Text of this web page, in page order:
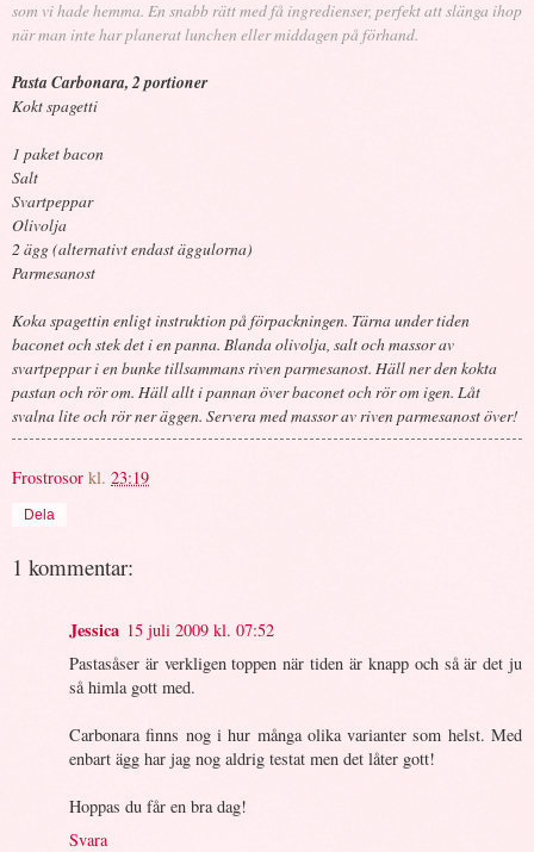
som vi hade hemma. En snabb rätt med få ingredienser, perfekt att slänga ihop
när man inte har planerat lunchen eller middagen på förhand.
Pasta Carbonara, 2 portioner
Kokt spagetti
1 paket bacon
Salt
Svartpeppar
Olivolja
2 ägg (alternativt endast äggulorna)
Parmesanost
Koka spagettin enligt instruktion på förpackningen. Tärna under tiden
baconet och stek det i en panna. Blanda olivolja, salt och massor av
svartpeppar i en bunke tillsammans riven parmesanost. Häll ner den kokta
pastan och rör om. Häll allt i pannan över baconet och rör om igen. Låt
svalna lite och rör ner äggen. Servera med massor av riven parmesanost över!
Frostrosor kl. 23:19
Dela
1 kommentar:
Jessica 15 juli 2009 kl. 07:52
Pastasåser är verkligen toppen när tiden är knapp och så är det ju
så himla gott med.
Carbonara finns nog i hur många olika varianter som helst. Med
enbart ägg har jag nog aldrig testat men det låter gott!
Hoppas du får en bra dag!
Svara